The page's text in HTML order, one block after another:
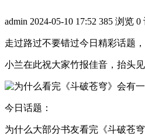
admin 2024-05-10 17:52 385 浏览 0
走过路过不要错过今日精彩话题
小兰在此祝大家竹报佳音，抬头见
今日话题：
为什么大部分书友看完《斗破苍